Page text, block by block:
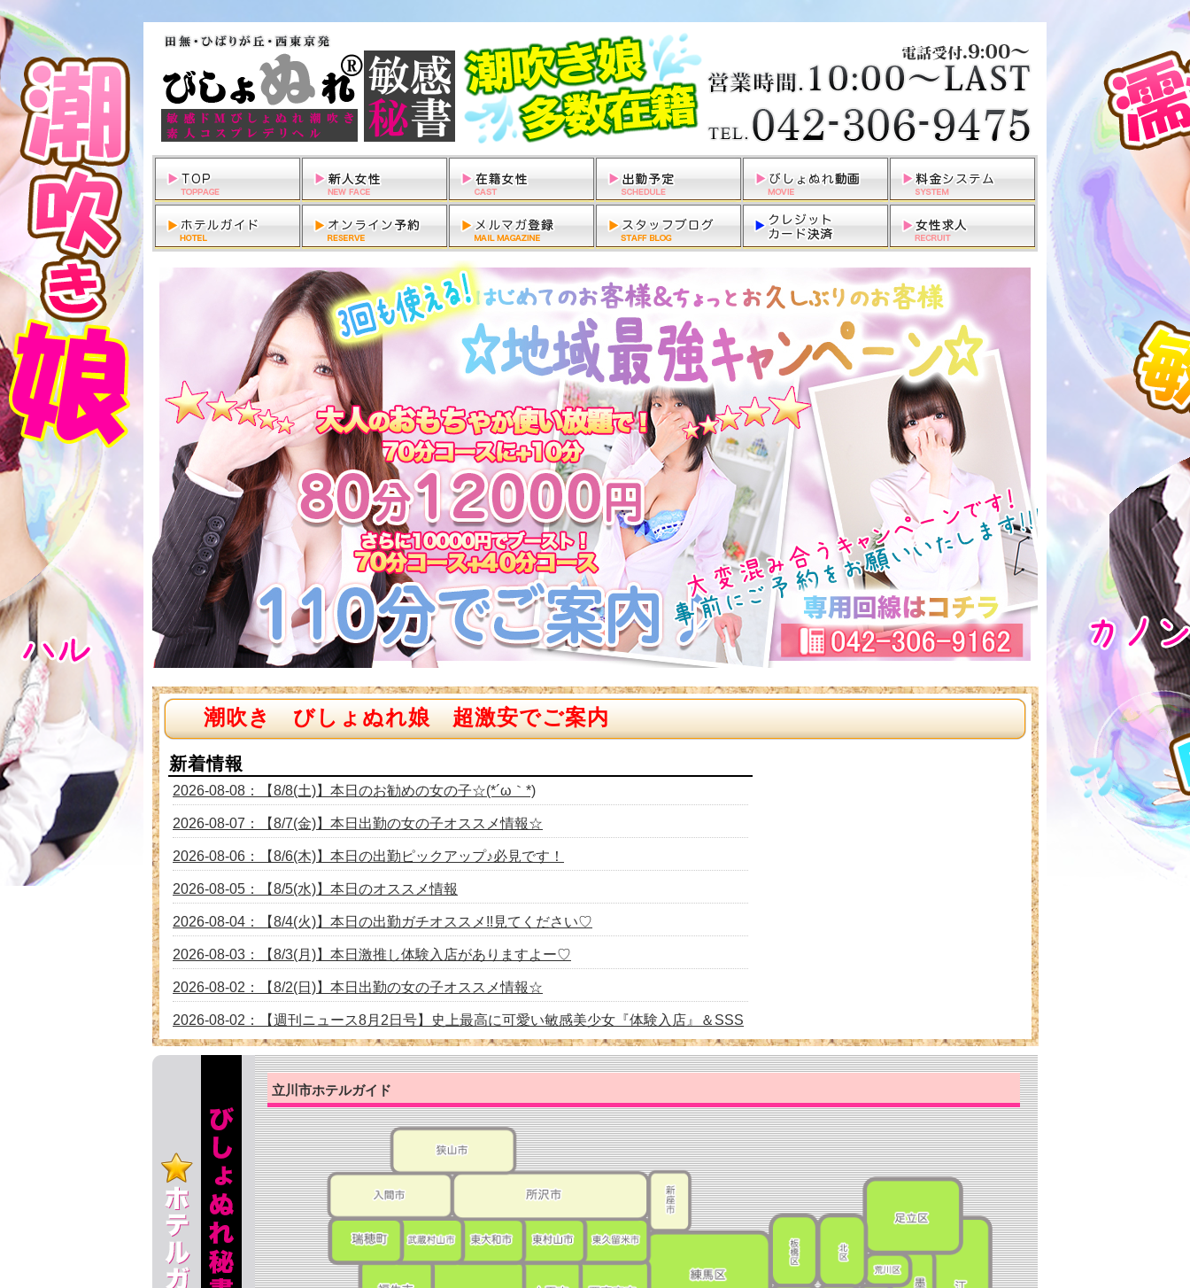
潮吹き びしょぬれ娘 超激安でご案内
新着情報
2026-08-08：【8/8(土)】本日のお勧めの女の子☆(*´ω｀*)
2026-08-07：【8/7(金)】本日出勤の女の子オススメ情報☆
2026-08-06：【8/6(木)】本日の出勤ピックアップ♪必見です！
2026-08-05：【8/5(水)】本日のオススメ情報
2026-08-04：【8/4(火)】本日の出勤ガチオススメ!!見てください♡
2026-08-03：【8/3(月)】本日激推し体験入店がありますよー♡
2026-08-02：【8/2(日)】本日出勤の女の子オススメ情報☆
2026-08-02：【週刊ニュース8月2日号】史上最高に可愛い敏感美少女『体験入店』＆SSS
級の美人GAL入店しました♪
2026-08-01：【8/1(土)】 入店情報(^^♪※限定体験入店特別価格!!!
2026-07-31：【7/31(火)】7月最終日！！！！オススメ情報(・ω・)
立川市ホテルガイド